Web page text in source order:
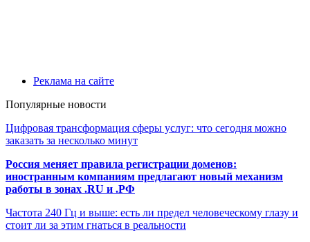
Реклама на сайте
Популярные новости
Цифровая трансформация сферы услуг: что сегодня можно
заказать за несколько минут
Россия меняет правила регистрации доменов:
иностранным компаниям предлагают новый механизм
работы в зонах .RU и .РФ
Частота 240 Гц и выше: есть ли предел человеческому глазу и
стоит ли за этим гнаться в реальности